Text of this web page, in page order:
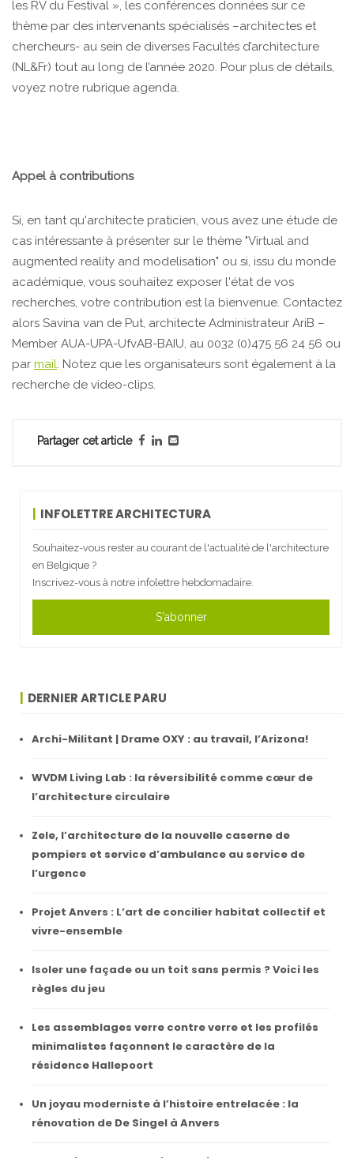
les RV du Festival », les conférences données sur ce
thème par des intervenants spécialisés –architectes et
chercheurs- au sein de diverses Facultés d’architecture
(NL&Fr) tout au long de l’année 2020. Pour plus de détails,
voyez notre rubrique agenda.
Appel à contributions
Si, en tant qu'architecte praticien, vous avez une étude de
cas intéressante à présenter sur le thème "Virtual and
augmented reality and modelisation" ou si, issu du monde
académique, vous souhaitez exposer l'état de vos
recherches, votre contribution est la bienvenue. Contactez
alors Savina van de Put, architecte Administrateur AriB –
Member AUA-UPA-UfvAB-BAIU, au 0032 (0)475 56 24 56 ou
par mail. Notez que les organisateurs sont également à la
recherche de video-clips.
Partager cet article
INFOLETTRE ARCHITECTURA
Souhaitez-vous rester au courant de l'actualité de l'architecture
en Belgique ?
Inscrivez-vous à notre infolettre hebdomadaire.
S'abonner
DERNIER ARTICLE PARU
Archi-Militant | Drame OXY : au travail, l’Arizona!
WVDM Living Lab : la réversibilité comme cœur de
l’architecture circulaire
Zele, l’architecture de la nouvelle caserne de
pompiers et service d’ambulance au service de
l’urgence
Projet Anvers : L’art de concilier habitat collectif et
vivre-ensemble
Isoler une façade ou un toit sans permis ? Voici les
règles du jeu
Les assemblages verre contre verre et les profilés
minimalistes façonnent le caractère de la
résidence Hallepoort
Un joyau moderniste à l’histoire entrelacée : la
rénovation de De Singel à Anvers